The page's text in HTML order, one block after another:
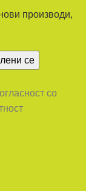
производи,
со